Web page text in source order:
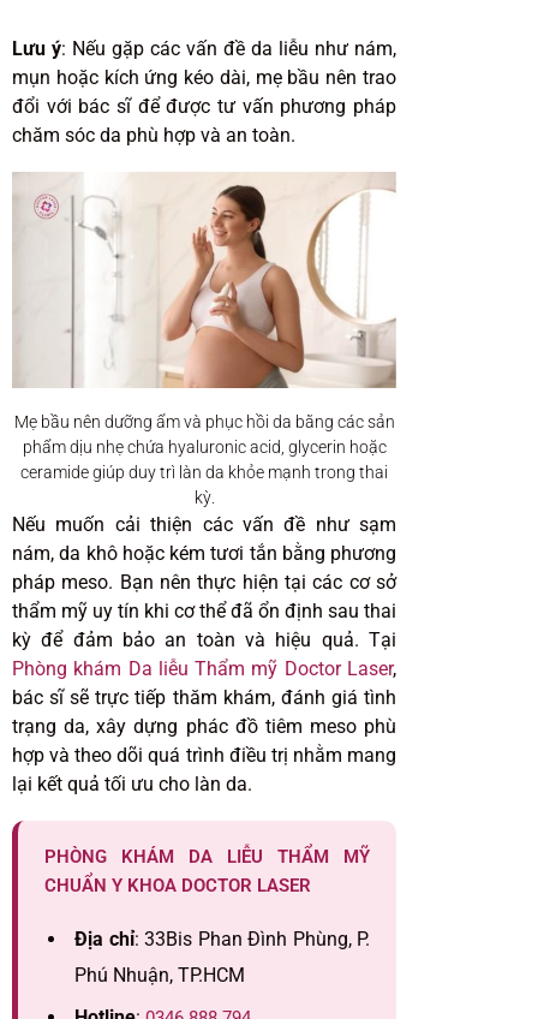
Lưu ý: Nếu gặp các vấn đề da liễu như nám,
mụn hoặc kích ứng kéo dài, mẹ bầu nên trao
đổi với bác sĩ để được tư vấn phương pháp
chăm sóc da phù hợp và an toàn.
Mẹ bầu nên dưỡng ẩm và phục hồi da bằng các sản
phẩm dịu nhẹ chứa hyaluronic acid, glycerin hoặc
ceramide giúp duy trì làn da khỏe mạnh trong thai
kỳ.
Nếu muốn cải thiện các vấn đề như sạm
nám, da khô hoặc kém tươi tắn bằng phương
pháp meso. Bạn nên thực hiện tại các cơ sở
thẩm mỹ uy tín khi cơ thể đã ổn định sau thai
kỳ để đảm bảo an toàn và hiệu quả. Tại
Phòng khám Da liễu Thẩm mỹ Doctor Laser,
bác sĩ sẽ trực tiếp thăm khám, đánh giá tình
trạng da, xây dựng phác đồ tiêm meso phù
hợp và theo dõi quá trình điều trị nhằm mang
lại kết quả tối ưu cho làn da.
PHÒNG KHÁM DA LIỄU THẨM MỸ
CHUẨN Y KHOA DOCTOR LASER
Địa chỉ: 33Bis Phan Đình Phùng, P.
Phú Nhuận, TP.HCM